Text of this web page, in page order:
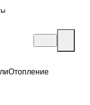
Отопление